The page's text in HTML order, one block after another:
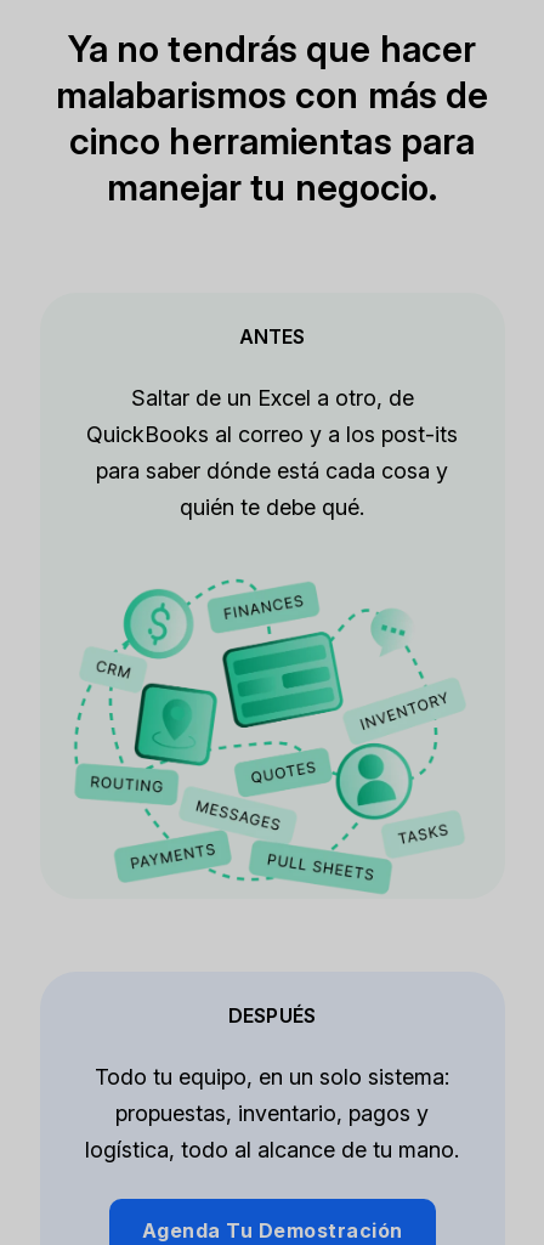
Ya no tendrás que hacer
malabarismos con más de
cinco herramientas para
manejar tu negocio.
ANTES
Saltar de un Excel a otro, de
QuickBooks al correo y a los post-its
para saber dónde está cada cosa y
quién te debe qué.
DESPUÉS
Todo tu equipo, en un solo sistema:
propuestas, inventario, pagos y
logística, todo al alcance de tu mano.
Agenda Tu Demostración